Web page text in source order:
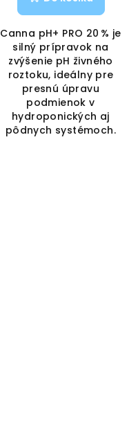
Canna pH+ PRO 20 % je
silný prípravok na
zvýšenie pH živného
roztoku, ideálny pre
presnú úpravu
podmienok v
hydroponických aj
pôdnych systémoch.